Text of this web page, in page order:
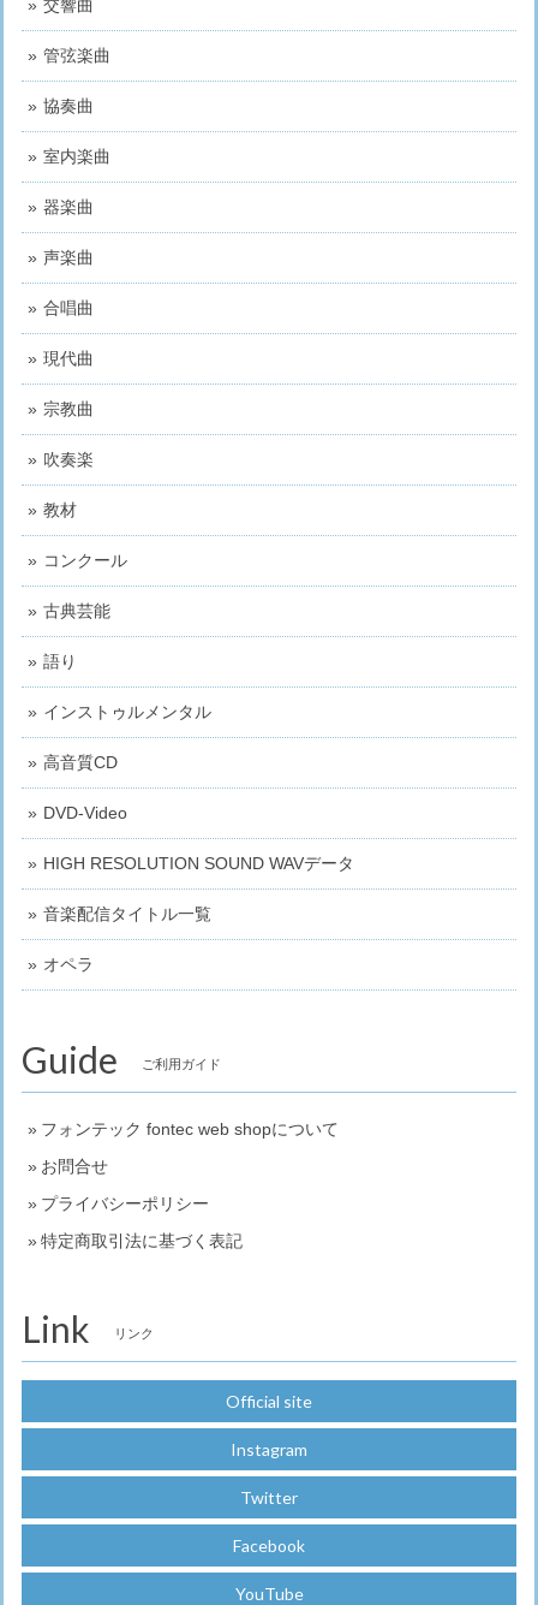
交響曲
管弦楽曲
協奏曲
室内楽曲
器楽曲
声楽曲
合唱曲
現代曲
宗教曲
吹奏楽
教材
コンクール
古典芸能
語り
インストゥルメンタル
高音質CD
DVD-Video
HIGH RESOLUTION SOUND WAVデータ
音楽配信タイトル一覧
オペラ
Guide ご利用ガイド
フォンテック fontec web shopについて
お問合せ
プライバシーポリシー
特定商取引法に基づく表記
Link リンク
Official site
Instagram
Twitter
Facebook
YouTube